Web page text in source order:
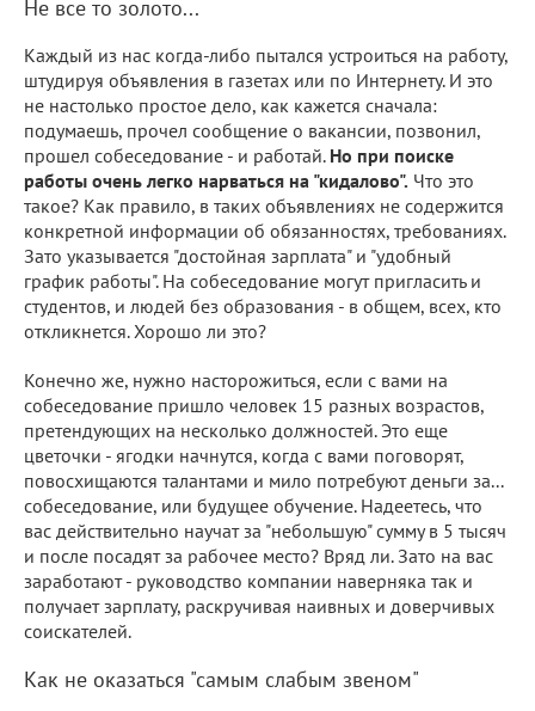
Не все то золото...
Каждый из нас когда-либо пытался устроиться на работу,
штудируя объявления в газетах или по Интернету. И это
не настолько простое дело, как кажется сначала:
подумаешь, прочел сообщение о вакансии, позвонил,
прошел собеседование - и работай. Но при поиске
работы очень легко нарваться на "кидалово". Что это
такое? Как правило, в таких объявлениях не содержится
конкретной информации об обязанностях, требованиях.
Зато указывается "достойная зарплата" и "удобный
график работы". На собеседование могут пригласить и
студентов, и людей без образования - в общем, всех, кто
откликнется. Хорошо ли это?
Конечно же, нужно насторожиться, если с вами на
собеседование пришло человек 15 разных возрастов,
претендующих на несколько должностей. Это еще
цветочки - ягодки начнутся, когда с вами поговорят,
повосхищаются талантами и мило потребуют деньги за...
собеседование, или будущее обучение. Надеетесь, что
вас действительно научат за "небольшую" сумму в 5 тысяч
и после посадят за рабочее место? Вряд ли. Зато на вас
заработают - руководство компании наверняка так и
получает зарплату, раскручивая наивных и доверчивых
соискателей.
Как не оказаться "самым слабым звеном"